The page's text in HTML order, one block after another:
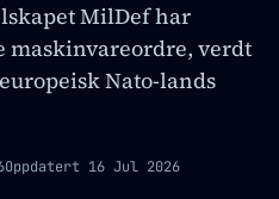
MilDef har
maskinvareordre, verdt
Nato-lands
Oppdatert 16 Jul 2026